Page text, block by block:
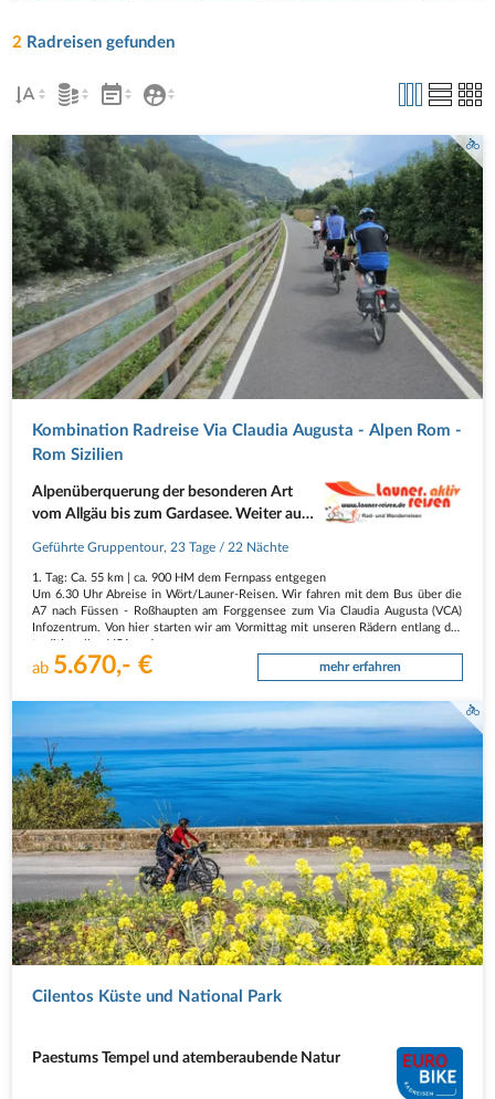
2 Radreisen gefunden
Kombination Radreise Via Claudia Augusta - Alpen Rom -
Rom Sizilien
Alpenüberquerung der besonderen Art
vom Allgäu bis zum Gardasee. Weiter auf
nach Rom auf dem "Sonnen-Radweg"
und von Rom nach Sizilien
Geführte Gruppentour,23 Tage / 22 Nächte
1. Tag: Ca. 55 km | ca. 900 HM dem Fernpass entgegen
Um 6.30 Uhr Abreise in Wört/Launer-Reisen. Wir fahren mit dem Bus über die
A7 nach Füssen - Roßhaupten am Forggensee zum Via Claudia Augusta (VCA)
Infozentrum. Von hier starten wir am Vormittag mit unseren Rädern entlang der
ab 5.670,- € mehr erfahren
Cilentos Küste und National Park
Paestums Tempel und atemberaubende Natur